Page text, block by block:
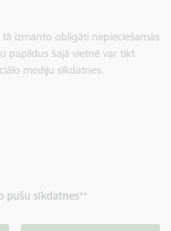
izmanto obligāti nepieciešamās
papildus šajā vietnē var tikt
mediju sīkdatnes.
pušu sīkdatnes**